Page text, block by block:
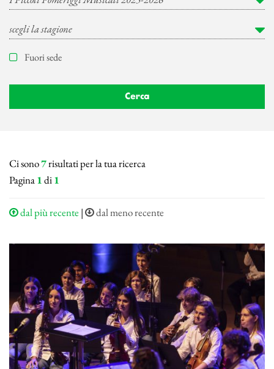
Fuori sede
Ci sono7risultati per la tua ricerca
Pagina1di1
dal più recente | dal meno recente